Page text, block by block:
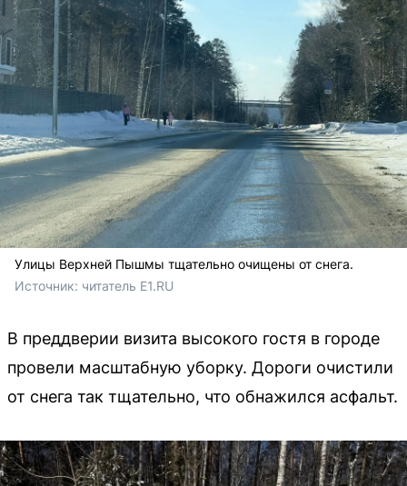
Улицы Верхней Пышмы тщательно очищены от снега.
Источник: читатель E1.RU
В преддверии визита высокого гостя в городе
провели масштабную уборку. Дороги очистили
от снега так тщательно, что обнажился асфальт.